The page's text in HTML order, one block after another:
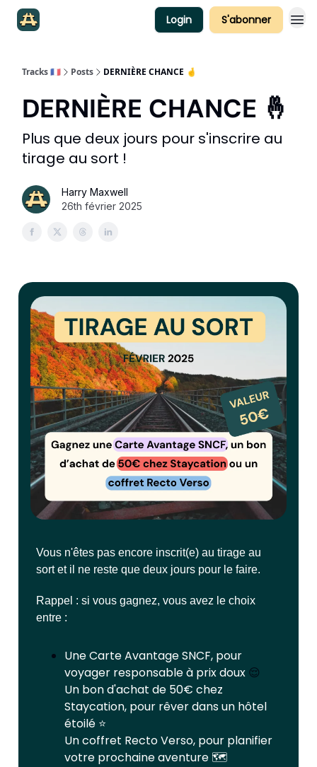
Login S'abonner
Tracks 🇫🇷 Posts DERNIÈRE CHANCE 🤞
DERNIÈRE CHANCE 🤞
Plus que deux jours pour s'inscrire au
tirage au sort !
Harry Maxwell
26th février 2025
Vous n'êtes pas encore inscrit(e) au tirage au
sort et il ne reste que deux jours pour le faire.
Rappel : si vous gagnez, vous avez le choix
entre :
Une Carte Avantage SNCF, pour
voyager responsable à prix doux 😌
Un bon d'achat de 50€ chez
Staycation, pour rêver dans un hôtel
étoilé ⭐️
Un coffret Recto Verso, pour planifier
votre prochaine aventure 🗺️